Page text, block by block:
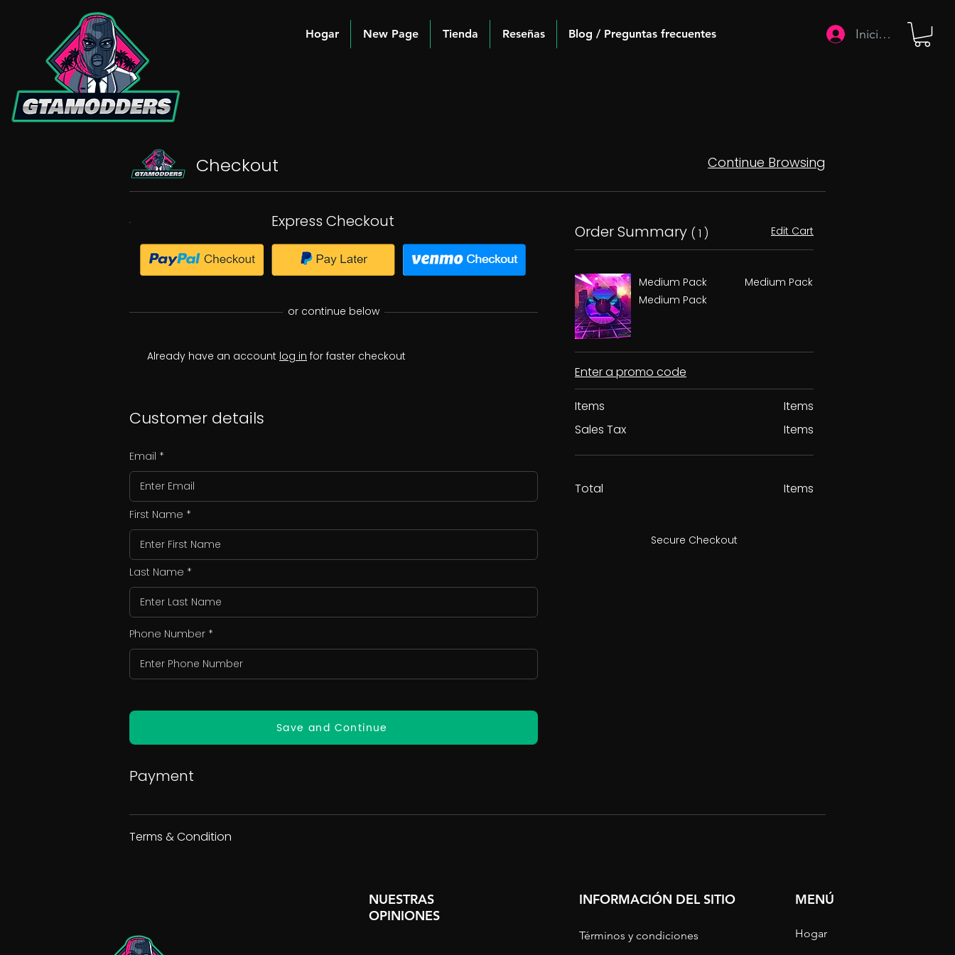
Hogar New Page Tienda Reseñas Blog / Preguntas frecuentes Iniciar sesión
Checkout Continue Browsing
Express Checkout
or continue below
Already have an account log in for faster checkout
Customer details
Email
First Name
Last Name
Phone Number
Save and Continue
Order Summary ( 1 ) Edit Cart
Medium Pack
Medium Pack
Medium Pack
Enter a promo code
Items
Sales Tax
Items
Items
Total Items
Secure Checkout
Payment
Terms & Condition
NUESTRAS
OPINIONES
INFORMACIÓN DEL SITIO
Términos y condiciones
MENÚ
Hogar